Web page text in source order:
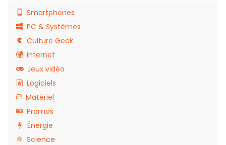
Smartphones
PC & Systèmes
Culture Geek
Internet
Jeux vidéo
Logiciels
Matériel
Promos
Énergie
Science